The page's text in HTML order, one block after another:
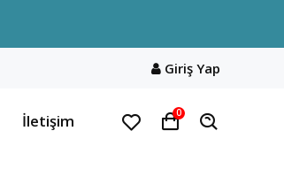
Giriş Yap
İletişim 0